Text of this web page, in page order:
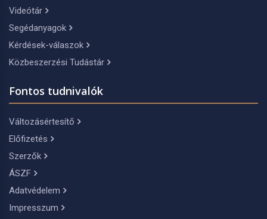
Videótár
Segédanyagok
Kérdések-válaszok
Közbeszerzési Tudástár
Fontos tudnivalók
Változásértesítő
Előfizetés
Szerzők
ÁSZF
Adatvédelem
Impresszum